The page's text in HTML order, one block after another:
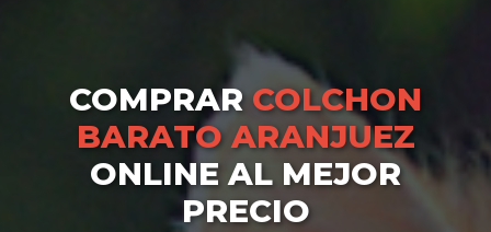
COMPRAR COLCHON
BARATO ARANJUEZ
ONLINE AL MEJOR
PRECIO